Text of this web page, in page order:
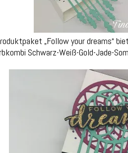
„Follow your dreams“
Schwarz-Weiß-Gold-Jade-